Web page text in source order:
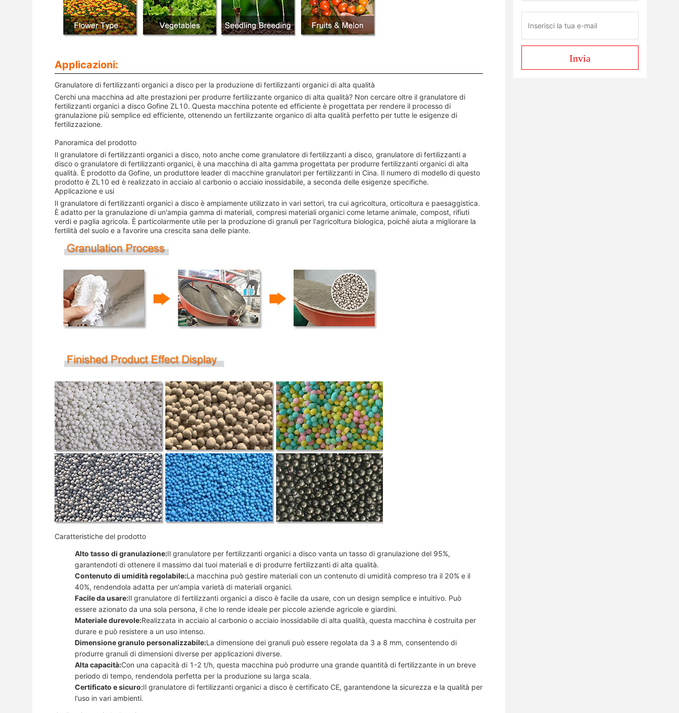
Applicazioni:
Granulatore di fertilizzanti organici a disco per la produzione di fertilizzanti organici di alta qualità
Cerchi una macchina ad alte prestazioni per produrre fertilizzante organico di alta qualità? Non cercare oltre il granulatore di
fertilizzanti organici a disco Gofine ZL10. Questa macchina potente ed efficiente è progettata per rendere il processo di
granulazione più semplice ed efficiente, ottenendo un fertilizzante organico di alta qualità perfetto per tutte le esigenze di
fertilizzazione.
Panoramica del prodotto
Il granulatore di fertilizzanti organici a disco, noto anche come granulatore di fertilizzanti a disco, granulatore di fertilizzanti a
disco o granulatore di fertilizzanti organici, è una macchina di alta gamma progettata per produrre fertilizzanti organici di alta
qualità. È prodotto da Gofine, un produttore leader di macchine granulatori per fertilizzanti in Cina. Il numero di modello di questo
prodotto è ZL10 ed è realizzato in acciaio al carbonio o acciaio inossidabile, a seconda delle esigenze specifiche.
Applicazione e usi
Il granulatore di fertilizzanti organici a disco è ampiamente utilizzato in vari settori, tra cui agricoltura, orticoltura e paesaggistica.
È adatto per la granulazione di un'ampia gamma di materiali, compresi materiali organici come letame animale, compost, rifiuti
verdi e paglia agricola. È particolarmente utile per la produzione di granuli per l'agricoltura biologica, poiché aiuta a migliorare la
fertilità del suolo e a favorire una crescita sana delle piante.
Caratteristiche del prodotto
Alto tasso di granulazione:Il granulatore per fertilizzanti organici a disco vanta un tasso di granulazione del 95%,
garantendoti di ottenere il massimo dai tuoi materiali e di produrre fertilizzanti di alta qualità.
Contenuto di umidità regolabile:La macchina può gestire materiali con un contenuto di umidità compreso tra il 20% e il
40%, rendendola adatta per un'ampia varietà di materiali organici.
Facile da usare:Il granulatore di fertilizzanti organici a disco è facile da usare, con un design semplice e intuitivo. Può
essere azionato da una sola persona, il che lo rende ideale per piccole aziende agricole e giardini.
Materiale durevole:Realizzata in acciaio al carbonio o acciaio inossidabile di alta qualità, questa macchina è costruita per
durare e può resistere a un uso intenso.
Dimensione granulo personalizzabile:La dimensione dei granuli può essere regolata da 3 a 8 mm, consentendo di
produrre granuli di dimensioni diverse per applicazioni diverse.
Alta capacità:Con una capacità di 1-2 t/h, questa macchina può produrre una grande quantità di fertilizzante in un breve
periodo di tempo, rendendola perfetta per la produzione su larga scala.
Certificato e sicuro:Il granulatore di fertilizzanti organici a disco è certificato CE, garantendone la sicurezza e la qualità per
l'uso in vari ambienti.
Invia